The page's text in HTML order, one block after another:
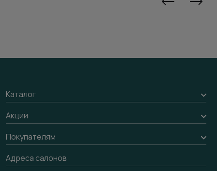
Каталог
Межкомнатные двери
Межкомнатные перегородки
Алюминиевые двери
Акции
Акции компании
Покупателям
Доставка
Адреса салонов